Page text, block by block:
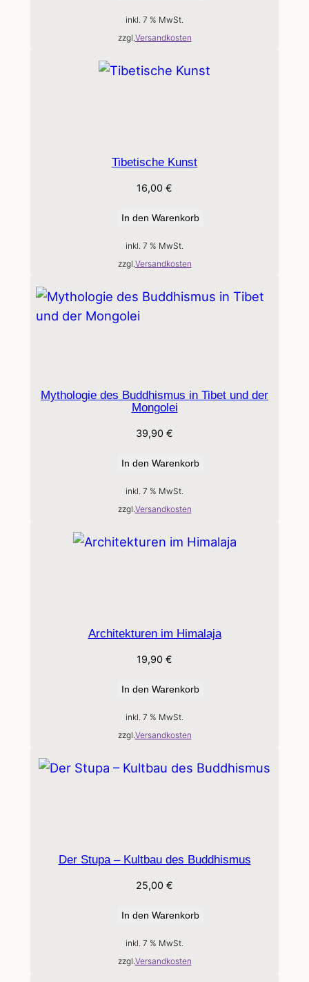
inkl. 7 % MwSt.
zzgl. Versandkosten
Tibetische Kunst
16,00 €
In den Warenkorb
inkl. 7 % MwSt.
zzgl. Versandkosten
Mythologie des Buddhismus in Tibet und der
Mongolei
39,90 €
In den Warenkorb
inkl. 7 % MwSt.
zzgl. Versandkosten
Architekturen im Himalaja
19,90 €
In den Warenkorb
inkl. 7 % MwSt.
zzgl. Versandkosten
Der Stupa – Kultbau des Buddhismus
25,00 €
In den Warenkorb
inkl. 7 % MwSt.
zzgl. Versandkosten